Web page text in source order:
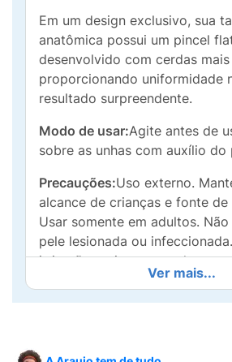
Em um design exclusivo, sua
anatômica possui um pincel
desenvolvido com cerdas mais
proporcionando uniformidade
resultado surpreendente.
Modo de usar:Agite antes de
sobre as unhas com auxílio do
Precauções:Uso externo.
alcance de crianças e fonte
Usar somente em adultos.
pele lesionada ou
irritação, retirar o esmalte e
Ver mais...